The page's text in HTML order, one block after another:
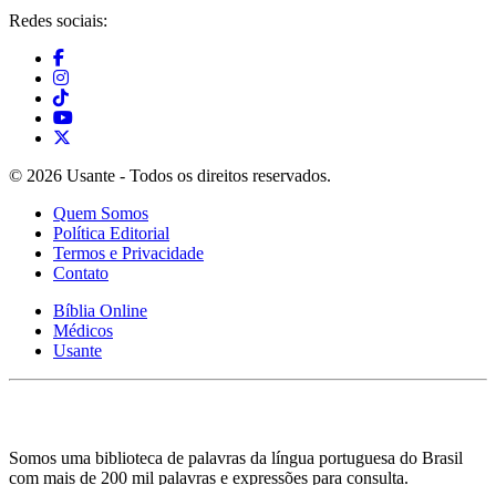
Redes sociais:
© 2026 Usante - Todos os direitos reservados.
Quem Somos
Política Editorial
Termos e Privacidade
Contato
Bíblia Online
Médicos
Usante
Somos uma biblioteca de palavras da língua portuguesa do Brasil
com mais de 200 mil palavras e expressões para consulta.